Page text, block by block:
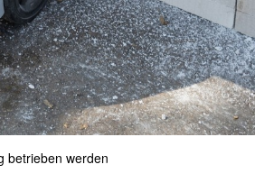
betrieben werden